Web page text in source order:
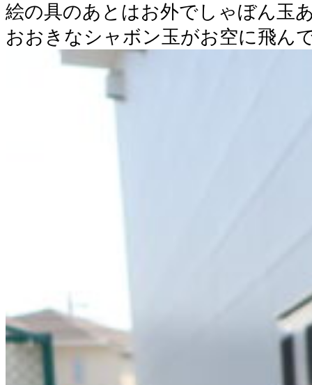
絵の具のあとはお外でしゃぼん玉
おおきなシャボン玉がお空に飛ん